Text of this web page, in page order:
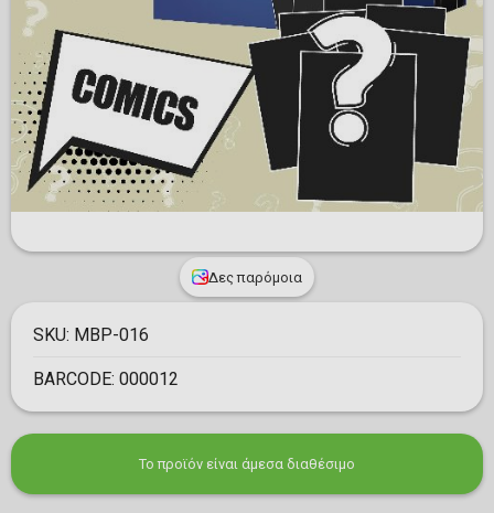
Δες παρόμοια
SKU: MBP-016
BARCODE: 000012
Το προϊόν είναι άμεσα διαθέσιμο